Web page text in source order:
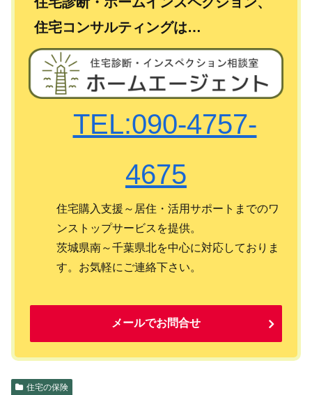
住宅コンサルティングは…
TEL:090-4757-
4675
住宅購入支援～居住・活用サポートまでのワ
ンストップサービスを提供。
茨城県南～千葉県北を中心に対応しておりま
す。お気軽にご連絡下さい。
メールでお問合せ
住宅の保険